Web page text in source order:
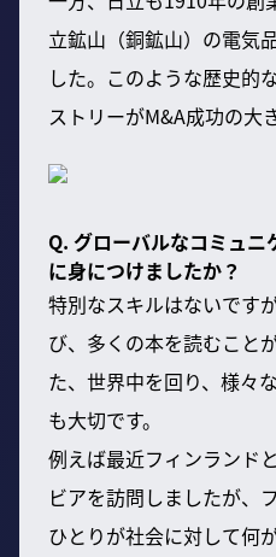
立鉱山（銅鉱山）の電気
した。このような歴史的
ストリーがM&A成功の大
Q. グローバルなコミュニ
に身につけましたか？
特別なスキルはないです
び、多くの本を読むこと
た、世界中を回り、様々
も大切です。
例えば最近フィンランド
ビアを訪問しましたが、
ひとりが社会に対して何